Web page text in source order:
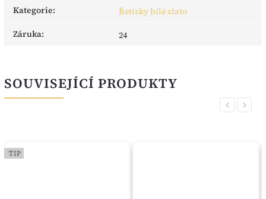
Kategorie:
Řetízky bílé zlato
Záruka: 24
SOUVISEJÍCÍ PRODUKTY
Previous
TIP
Next